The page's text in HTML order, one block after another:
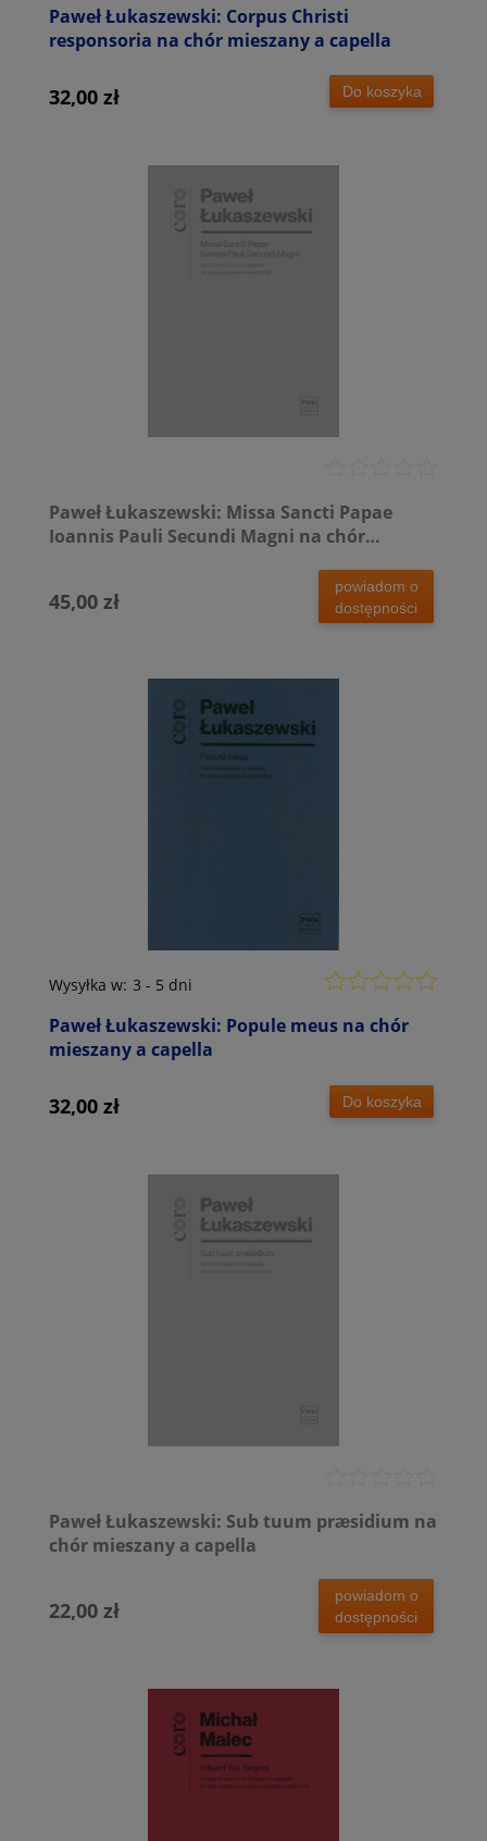
Paweł Łukaszewski: Corpus Christi
responsoria na chór mieszany a capella
32,00 zł Do koszyka
Paweł Łukaszewski: Missa Sancti Papae
Ioannis Pauli Secundi Magni na chór
45,00 zł
powiadom o
dostępności
Paweł Łukaszewski: Popule meus na chór
mieszany a capella
Wysyłka w: 3 - 5 dni
32,00 zł Do koszyka
Paweł Łukaszewski: Sub tuum prӕsidium na
chór mieszany a capella
22,00 zł
powiadom o
dostępności